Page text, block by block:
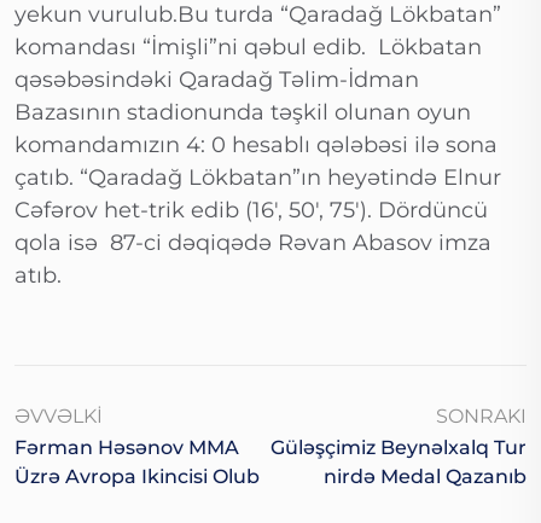
yekun vurulub.Bu turda “Qaradağ Lökbatan”
komandası “İmişli”ni qəbul edib. Lökbatan
qəsəbəsindəki Qaradağ Təlim-İdman
Bazasının stadionunda təşkil olunan oyun
komandamızın 4: 0 hesablı qələbəsi ilə sona
çatıb. “Qaradağ Lökbatan”ın heyətində Elnur
Cəfərov het-trik edib (16′, 50′, 75′). Dördüncü
qola isə 87-ci dəqiqədə Rəvan Abasov imza
atıb.
ƏVVƏLKI
Fərman Həsənov MMA
Üzrə Avropa Ikincisi Olub
SONRAKI
Güləşçimiz Beynəlxalq Tur
Nirdə Medal Qazanıb